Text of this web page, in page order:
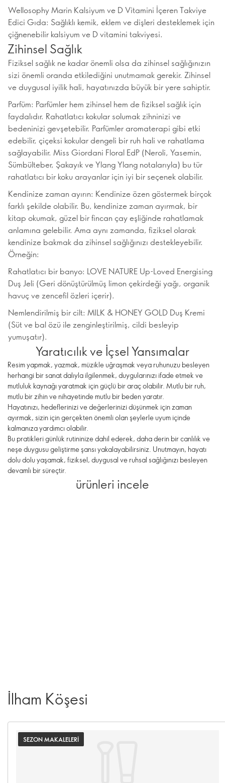
Wellosophy Marin Kalsiyum ve D Vitamini İçeren Takviye
Edici Gıda: Sağlıklı kemik, eklem ve dişleri desteklemek için
çiğnenebilir kalsiyum ve D vitamini takviyesi.
Zihinsel Sağlık
Fiziksel sağlık ne kadar önemli olsa da zihinsel sağlığınızın
sizi önemli oranda etkilediğini unutmamak gerekir. Zihinsel
ve duygusal iyilik hali, hayatınızda büyük bir yere sahiptir.
Parfüm: Parfümler hem zihinsel hem de fiziksel sağlık için
faydalıdır. Rahatlatıcı kokular solumak zihninizi ve
bedeninizi gevşetebilir. Parfümler aromaterapi gibi etki
edebilir, çiçeksi kokular dengeli bir ruh hali ve rahatlama
sağlayabilir. Miss Giordani Floral EdP (Neroli, Yasemin,
Sümbülteber, Şakayık ve Ylang Ylang notalarıyla) bu tür
rahatlatıcı bir koku arayanlar için iyi bir seçenek olabilir.
Kendinize zaman ayırın: Kendinize özen göstermek birçok
farklı şekilde olabilir. Bu, kendinize zaman ayırmak, bir
kitap okumak, güzel bir fincan çay eşliğinde rahatlamak
anlamına gelebilir. Ama aynı zamanda, fiziksel olarak
kendinize bakmak da zihinsel sağlığınızı destekleyebilir.
Örneğin:
Rahatlatıcı bir banyo: LOVE NATURE Up-Loved Energising
Duş Jeli (Geri dönüştürülmüş limon çekirdeği yağı, organik
havuç ve zencefil özleri içerir).
Nemlendirilmiş bir cilt: MILK & HONEY GOLD Duş Kremi
(Süt ve bal özü ile zenginleştirilmiş, cildi besleyip
yumuşatır).
Yaratıcılık ve İçsel Yansımalar
Resim yapmak, yazmak, müzikle uğraşmak veya ruhunuzu besleyen
herhangi bir sanat dalıyla ilgilenmek, duygularınızı ifade etmek ve
mutluluk kaynağı yaratmak için güçlü bir araç olabilir. Mutlu bir ruh,
mutlu bir zihin ve nihayetinde mutlu bir beden yaratır.
Hayatınızı, hedeflerinizi ve değerlerinizi düşünmek için zaman
ayırmak, sizin için gerçekten önemli olan şeylerle uyum içinde
kalmanıza yardımcı olabilir.
Bu pratikleri günlük rutininize dahil ederek, daha derin bir canlılık ve
neşe duygusu geliştirme şansı yakalayabilirsiniz. Unutmayın, hayatı
dolu dolu yaşamak, fiziksel, duygusal ve ruhsal sağlığınızı besleyen
devamlı bir süreçtir.
ürünleri incele
İlham Köşesi
SEZON MAKALELERI